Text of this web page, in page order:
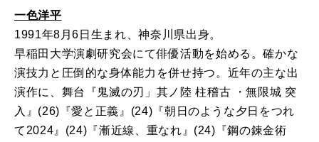
一色洋平
1991年8月6日生まれ、神奈川県出身。
早稲田大学演劇研究会にて俳優活動を始める。確かな
演技力と圧倒的な身体能力を併せ持つ。近年の主な出
演作に、舞台『鬼滅の刃」其ノ陸 柱稽古 ・無限城 突
入』(26)『愛と正義』(24)『朝日のような夕日をつれ
て2024』(24)『漸近線、重なれ』(24)『鋼の錬金術